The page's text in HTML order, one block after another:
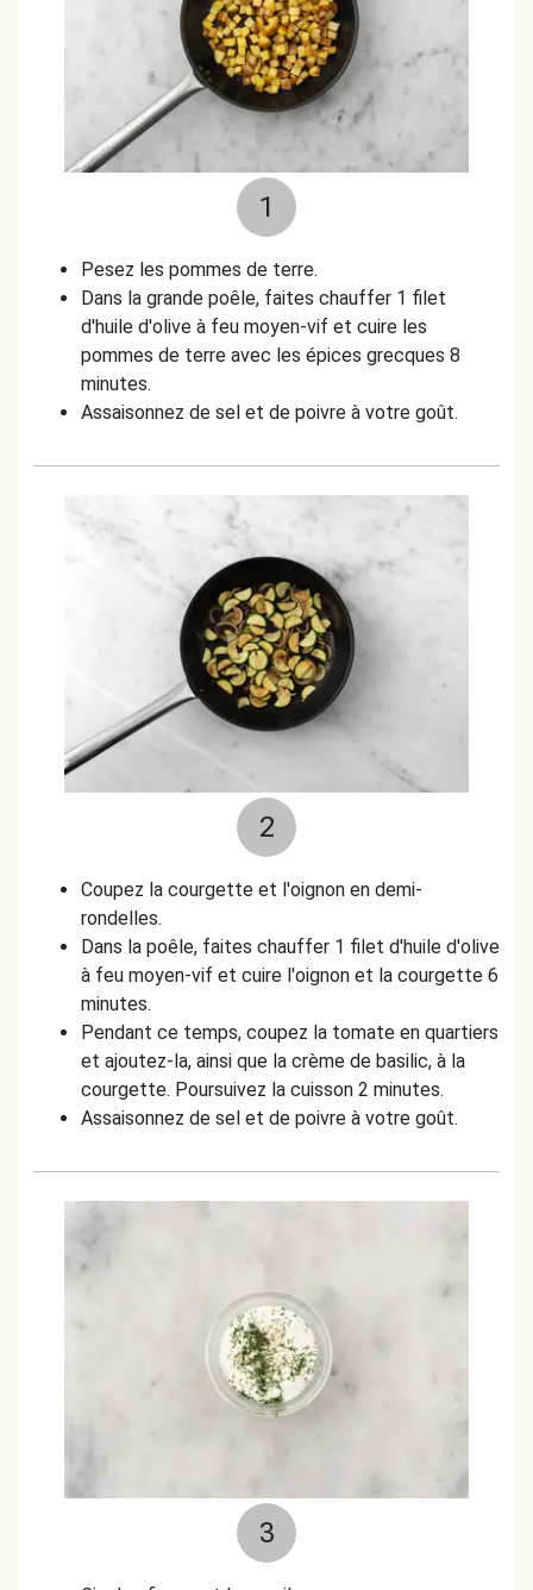
1
Pesez les pommes de terre.
Dans la grande poêle, faites chauffer 1 filet
d'huile d'olive à feu moyen-vif et cuire les
pommes de terre avec les épices grecques 8
minutes.
Assaisonnez de sel et de poivre à votre goût.
2
Coupez la courgette et l'oignon en demi-
rondelles.
Dans la poêle, faites chauffer 1 filet d'huile d'olive
à feu moyen-vif et cuire l'oignon et la courgette 6
minutes.
Pendant ce temps, coupez la tomate en quartiers
et ajoutez-la, ainsi que la crème de basilic, à la
courgette. Poursuivez la cuisson 2 minutes.
Assaisonnez de sel et de poivre à votre goût.
3